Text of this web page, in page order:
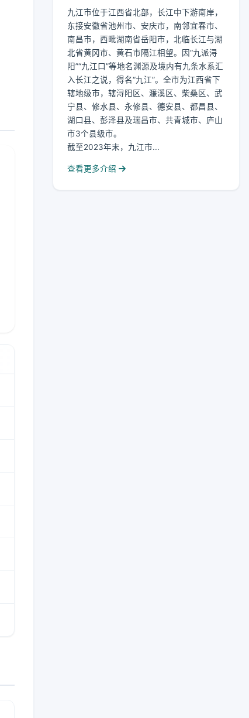
九江市位于江西省北部，长江中下游南岸，
东接安徽省池州市、安庆市，南邻宜春市、
南昌市，西毗湖南省岳阳市，北临长江与湖
北省黄冈市、黄石市隔江相望。因“九派浔
阳”“九江口”等地名渊源及境内有九条水系汇
入长江之说，得名“九江”。全市为江西省下
辖地级市，辖浔阳区、濂溪区、柴桑区、武
宁县、修水县、永修县、德安县、都昌县、
湖口县、彭泽县及瑞昌市、共青城市、庐山
市3个县级市。
截至2023年末，九江市...
查看更多介绍